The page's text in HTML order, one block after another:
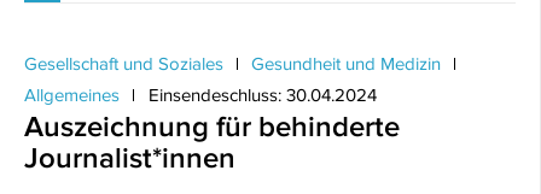
Gesellschaft und Soziales
Gesundheit und Medizin
Allgemeines
Einsendeschluss: 30.04.2024
Auszeichnung für behinderte
Journalist*innen